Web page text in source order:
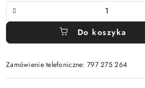
Do koszyka
Zamówienie telefoniczne: 797 275 264